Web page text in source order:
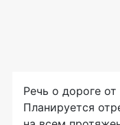
Речь о дороге
Планируется